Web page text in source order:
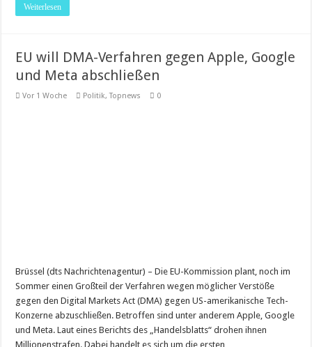
Weiterlesen
EU will DMA-Verfahren gegen Apple, Google
und Meta abschließen
Vor 1 Woche Politik,Topnews 0
Brüssel (dts Nachrichtenagentur) – Die EU-Kommission plant, noch im
Sommer einen Großteil der Verfahren wegen möglicher Verstöße
gegen den Digital Markets Act (DMA) gegen US-amerikanische Tech-
Konzerne abzuschließen. Betroffen sind unter anderem Apple, Google
und Meta. Laut eines Berichts des „Handelsblatts“ drohen ihnen
Millionenstrafen. Dabei handelt es sich um die ersten …